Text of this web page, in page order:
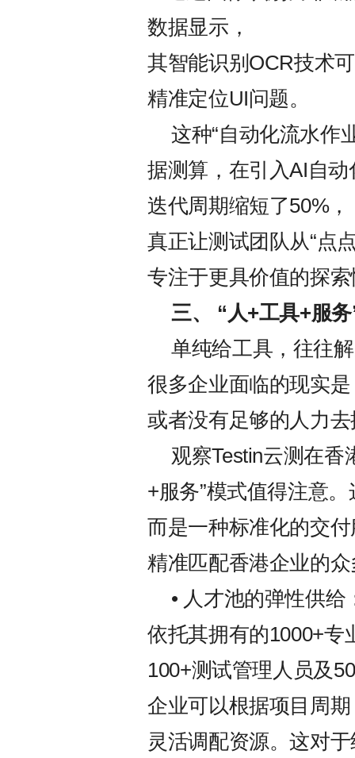
数据显示，
其智能识别OCR技术
精准定位UI问题。
这种“自动化流水作
据测算，在引入AI自
迭代周期缩短了50%，
真正让测试团队从“点
专注于更具价值的探
三、 “ 人+工具+服务
单纯给工具，往往
很多企业面临的现实
或者没有足够的人力
观察Testin云测在香
+服务”模式值得注意
而是一种标准化的交
精准匹配香港企业的
• 人才池的弹性供给
依托其拥有的1000+专
100+测试管理人员及
企业可以根据项目周
灵活调配资源。这对